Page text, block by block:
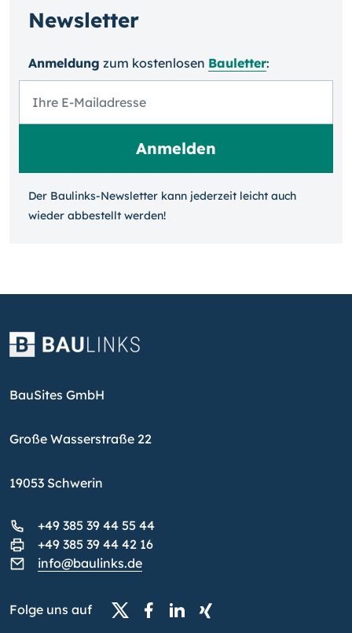
Newsletter
Anmeldung zum kosten­losen Bauletter:
Der Baulinks-Newsletter kann jeder­zeit leicht auch
wieder ab­bestellt werden!
BauSites GmbH
Große Wasserstraße 22
19053 Schwerin
+49 385 39 44 55 44
+49 385 39 44 42 16
info@baulinks.de
Folge uns auf